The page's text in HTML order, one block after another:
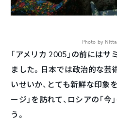
Photo by
「アメリカ 2005」の前には
ました。日本では政治的な芸
いせいか、とても新鮮な印象
ージ」を訪れて、ロシアの「今
う。